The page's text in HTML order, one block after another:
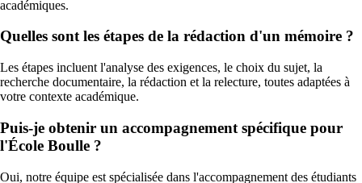
académiques.
Quelles sont les étapes de la rédaction d'un mémoire ?
Les étapes incluent l'analyse des exigences, le choix du sujet, la
recherche documentaire, la rédaction et la relecture, toutes adaptées à
votre contexte académique.
Puis-je obtenir un accompagnement spécifique pour
l'École Boulle ?
Oui, notre équipe est spécialisée dans l'accompagnement des étudiants